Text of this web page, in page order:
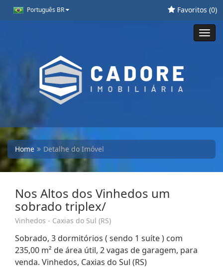
Português BR Favoritos (0)
Home Detalhe do Imóvel
Nos Altos dos Vinhedos um
sobrado triplex/
Vinhedos - Caxias do Sul (RS)
Sobrado, 3 dormitórios ( sendo 1 suíte ) com
235,00 m² de área útil, 2 vagas de garagem, para
venda. Vinhedos, Caxias do Sul (RS)